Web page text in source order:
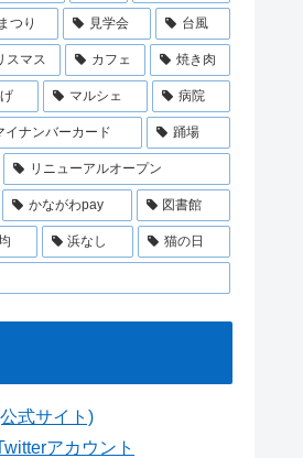
つり 見学会 台風
スマス カフェ 焼き肉
マルシェ 病院
イナンバーカード 踊場
リニューアルオープン
かながわpay 図書館
浜なし 猫の日
式サイト)
アカウント